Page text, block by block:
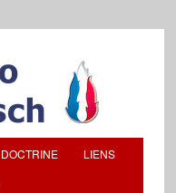
DOCTRINE LIENS